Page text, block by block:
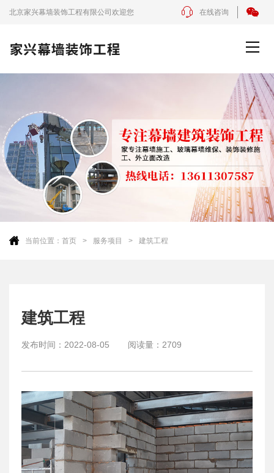
北京家兴幕墙装饰工程有限公司欢迎您 在线咨询
当前位置： 首页 服务项目 建筑工程
建筑工程
发布时间： 2022-08-05 阅读量： 2709